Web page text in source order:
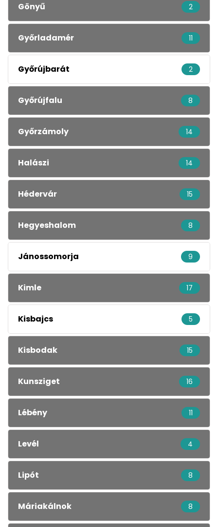
Gönyű 2
Győrladamér 11
Győrújbarát 2
Győrújfalu 8
Győrzámoly 14
Halászi 14
Hédervár 15
Hegyeshalom 8
Jánossomorja 9
Kimle 17
Kisbajcs 5
Kisbodak 15
Kunsziget 16
Lébény 11
Levél 4
Lipót 8
Máriakálnok 8